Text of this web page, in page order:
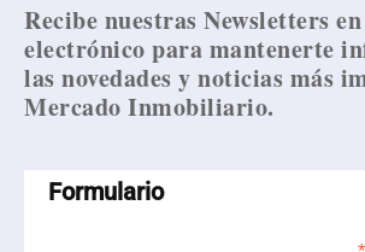
Recibe nuestras Newsletters
electrónico para mantenerte
las novedades y noticias más
Mercado Inmobiliario.
Formulario